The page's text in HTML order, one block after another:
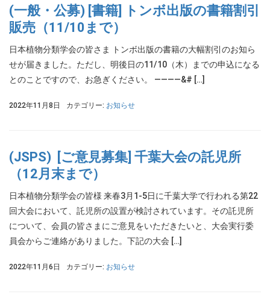
(一般・公募) [書籍] トンボ出版の書籍割引
販売（11/10まで）
日本植物分類学会の皆さま トンボ出版の書籍の大幅割引のお知ら
せが届きました。ただし、明後日の11/10（木）までの申込になる
とのことですので、お急ぎください。 ————&# […]
2022年11月8日 カテゴリー: お知らせ
(JSPS) [ご意見募集] 千葉大会の託児所
（12月末まで）
日本植物分類学会の皆様 来春3月1-5日に千葉大学で行われる第22
回大会において、託児所の設置が検討されています。その託児所
について、会員の皆さまにご意見をいただきたいと、大会実行委
員会からご連絡がありました。下記の大会 […]
2022年11月6日 カテゴリー: お知らせ